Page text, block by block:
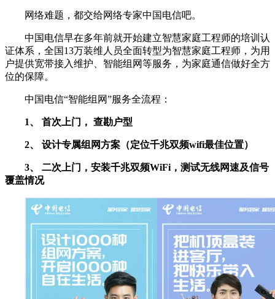
网络难题，都交给网络专家中国电信吧。
中国电信早在多年前就开始建立智慧家庭工程师的培训认
证体系，全国13万装维人员全面转型为智慧家庭工程师，为用
户提供宽带接入维护、智能组网等服务，为家庭通信做好全方
位的保障。
中国电信“智能组网”服务全流程：
1、 首次上门， 查勘户型
2、 设计专属组网方案（定位千兆双频wifi最佳位置）
3、 二次上门，安装千兆双频WiFi，测试无线网速及信号
覆盖情况